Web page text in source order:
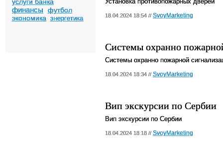
финансы
футбол
экономика
энергетика 18.04.2024 18:54 // SvoyMarketing
Системы охранно
Системы охранно пожарной
18.04.2024 18:34 // SvoyMarketing
Вип экскурсии по Сербии
Вип экскурсии по Сербии
18.04.2024 18:18 // SvoyMarketing